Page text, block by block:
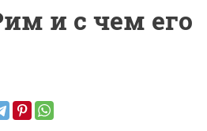
и с чем его